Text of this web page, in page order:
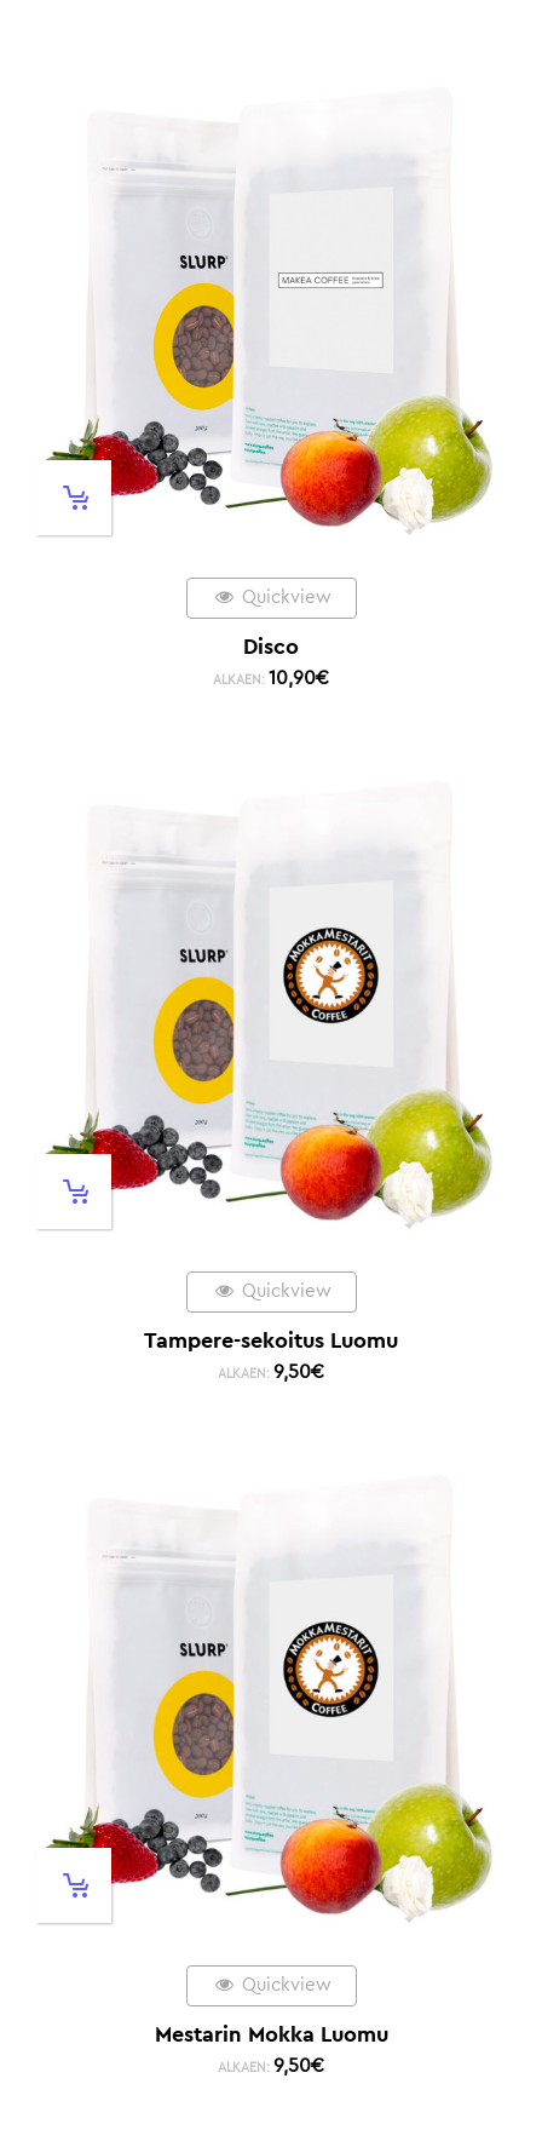
Quickview
Disco
ALKAEN: 10,90€
Quickview
Tampere-sekoitus Luomu
ALKAEN: 9,50€
Quickview
Mestarin Mokka Luomu
ALKAEN: 9,50€